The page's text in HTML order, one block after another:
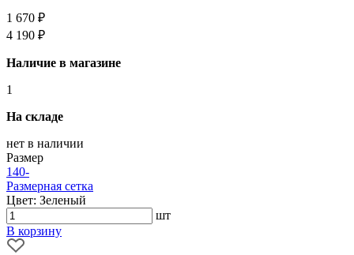
1 670 ₽
4 190 ₽
Наличие в магазине
1
На складе
нет в наличии
Размер
140-
Размерная сетка
Цвет: Зеленый
шт
В корзину